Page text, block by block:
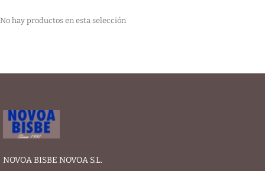
No hay productos en esta selección
NOVOA BISBE NOVOA S.L.